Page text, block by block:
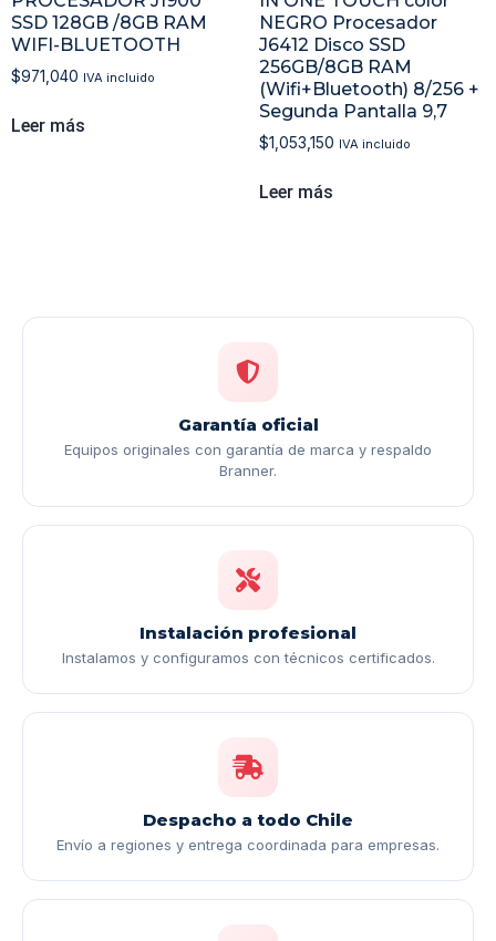
SSD 128GB /8GB RAM
WIFI-BLUETOOTH
$971,040 IVA incluido
Leer más
NEGRO Procesador
J6412 Disco SSD
256GB/8GB RAM
(Wifi+Bluetooth) 8/256 +
Segunda Pantalla 9,7
$1,053,150 IVA incluido
Leer más
Garantía oficial
Equipos originales con garantía de marca y respaldo
Branner.
Instalación profesional
Instalamos y configuramos con técnicos certificados.
Despacho a todo Chile
Envío a regiones y entrega coordinada para empresas.